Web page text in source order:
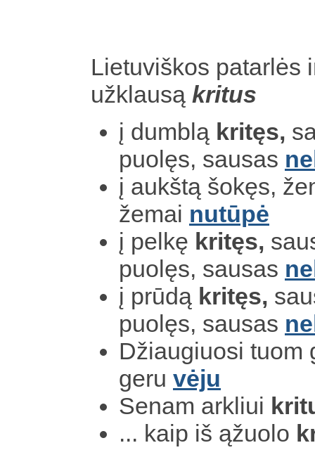
Lietuviškos patarlės
užklausą kritus
į dumblą kritęs,
puolęs, sausas
į aukštą šokęs,
žemai nutūpė
į pelkę kritęs,
puolęs, sausas
į prūdą kritęs,
puolęs, sausas
Džiaugiuosi
geru vėju
Senam arkliui
... kaip iš ąžuolo